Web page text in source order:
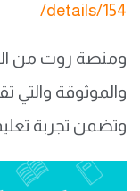
details/154/
ومنصة روت من
والموثوقة والتي
وتضمن تجربة